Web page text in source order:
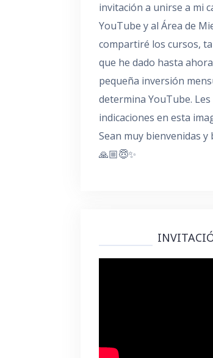
invitación a unirse a mi
YouTube y al Área de
compartiré los cursos,
que he dado hasta
pequeña inversión
determina YouTube. Les
indicaciones en esta
Sean muy bienvenidas y
🙏🏼😇✨